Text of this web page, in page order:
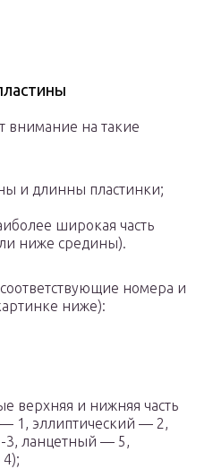
на такие
и длинны пластинки;
широкая часть
ниже средины).
номера и
ниже):
верхняя и нижняя часть
1, эллиптический — 2,
3, ланцетный — 5,